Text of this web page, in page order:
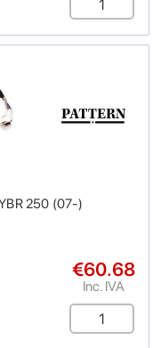
250 (07-)
€60.68
Inc. IVA